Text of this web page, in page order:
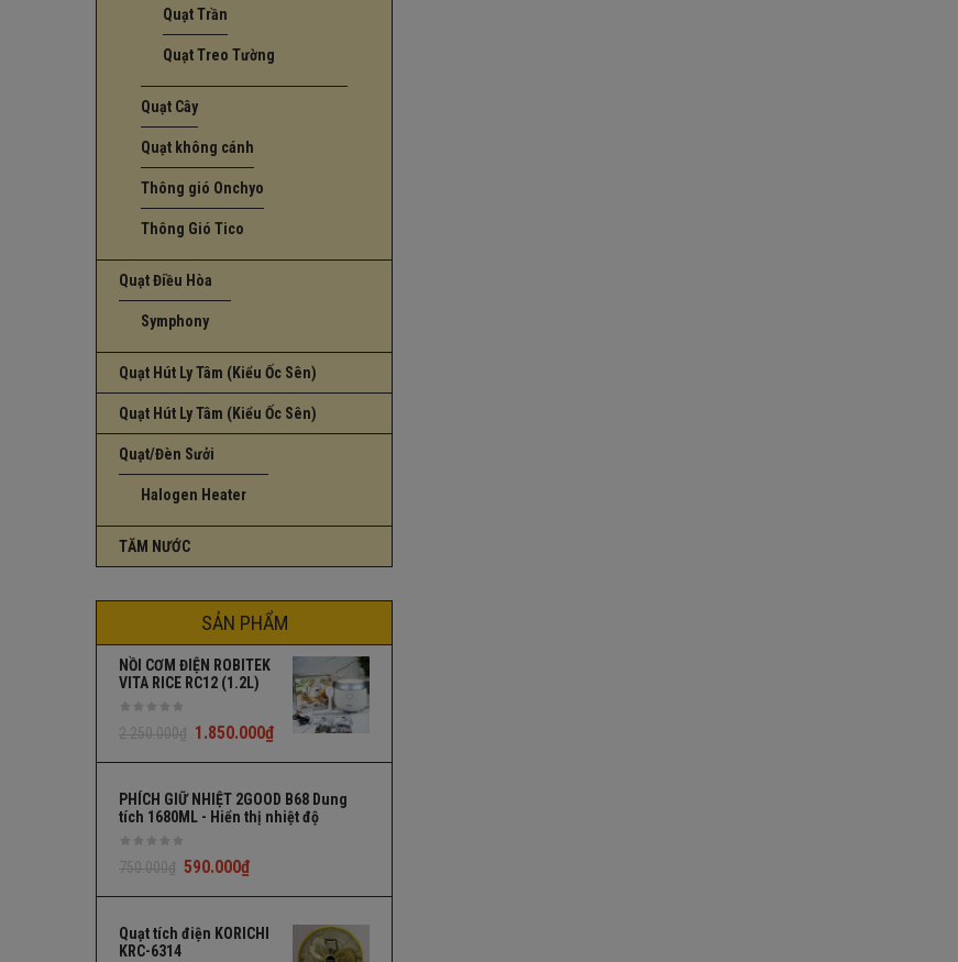
Quạt Trần
Quạt Treo Tường
Quạt Cây
Quạt không cánh
Thông gió Onchyo
Thông Gió Tico
Quạt Điều Hòa
Symphony
Quạt Hút Ly Tâm (Kiểu Ốc Sên)
Quạt Hút Ly Tâm (Kiểu Ốc Sên)
Quạt/Đèn Sưởi
Halogen Heater
TĂM NƯỚC
SẢN PHẨM
NỒI CƠM ĐIỆN ROBITEK
VITA RICE RC12 (1.2L)
2.250.000₫ 1.850.000₫
PHÍCH GIỮ NHIỆT 2GOOD B68 Dung
tích 1680ML - Hiển thị nhiệt độ
750.000₫ 590.000₫
Quạt tích điện KORICHI
KRC-6314